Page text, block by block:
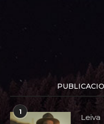
1
Leiva